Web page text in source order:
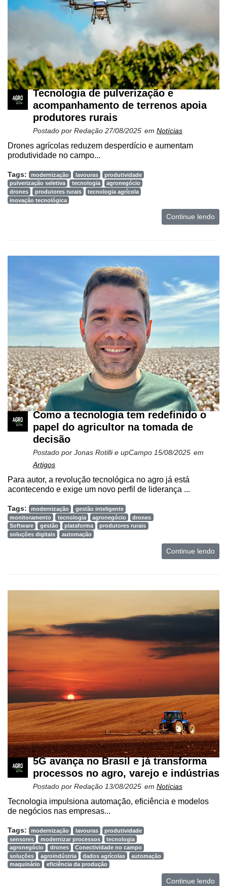
Tecnologia de pulverização e
acompanhamento de terrenos apoia
produtores rurais
Postado por Redação 27/08/2025 em Notícias
Drones agrícolas reduzem desperdício e aumentam
produtividade no campo...
Tags: modernização lavouras
produtividade
pulverização seletiva
tecnologia
agronegócio
drones
produtores rurais
tecnologia agrícola
inovação tecnológica
Continue lendo
Como a tecnologia tem redefinido o
papel do agricultor na tomada de
decisão
Postado por Jonas Rotilli e upCampo 15/08/2025 em
Artigos
Para autor, a revolução tecnológica no agro já está
acontecendo e exige um novo perfil de liderança ...
Tags: modernização
gestão inteligente
monitoramento
tecnologia agronegócio
drones
Software
gestão plataforma
produtores rurais
soluções digitais
automação
Continue lendo
5G avança no Brasil e já transforma
processos no agro, varejo e indústrias
Postado por Redação 13/08/2025 em Notícias
Tecnologia impulsiona automação, eficiência e modelos
de negócios nas empresas...
Tags: modernização lavouras
produtividade
sensores
modernizar processos
tecnologia
agronegócio
drones
Conectividade no campo
soluções
agroindústria dados agrícolas
automação
maquinário
eficiência da produção
Continue lendo